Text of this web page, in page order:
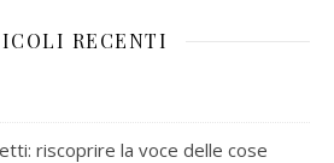
RECENTI
riscoprire la voce delle cose